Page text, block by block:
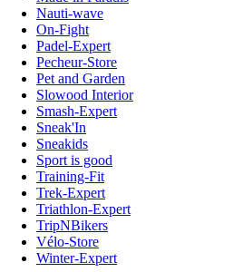
Nauti-wave
On-Fight
Padel-Expert
Pecheur-Store
Pet and Garden
Slowood Interior
Smash-Expert
Sneak'In
Sneakids
Sport is good
Training-Fit
Trek-Expert
Triathlon-Expert
TripNBikers
Vélo-Store
Winter-Expert